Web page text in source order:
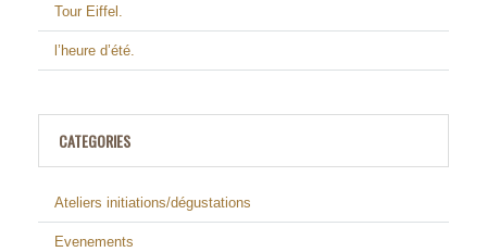
Tour Eiffel.
l’heure d’été.
CATEGORIES
Ateliers initiations/dégustations
Evenements